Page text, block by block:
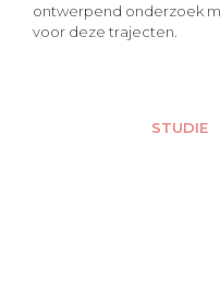
ontwerpend onderzoek
voor deze trajecten.
STUDIE